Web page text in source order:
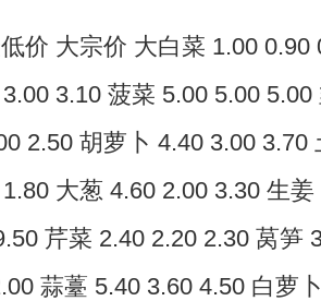
价 大宗价 大白菜 1.00 0.90
3.10 菠菜 5.00 5.00
2.50 胡萝卜 4.40 3.00 3.70
大葱 4.60 2.00 3.30 生
芹菜 2.40 2.20 2.30 莴笋
蒜薹 5.40 3.60 4.50 白萝